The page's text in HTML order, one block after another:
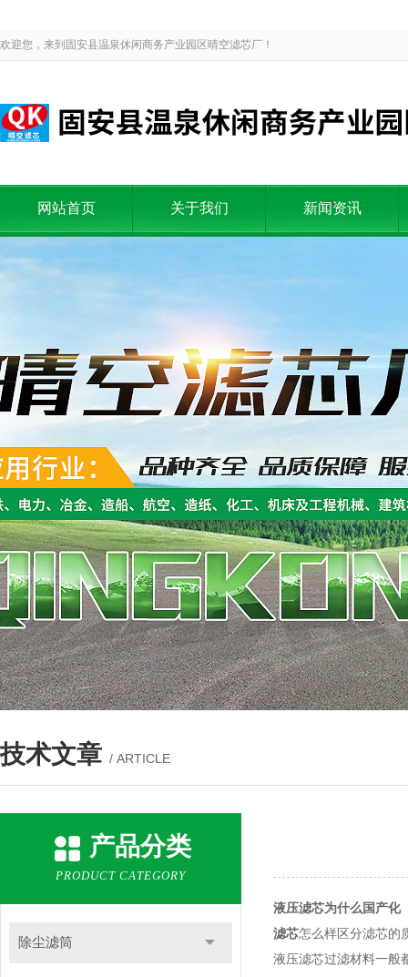
欢迎您，来到固安县温泉休闲商务产业园区晴空滤芯厂！
网站首页 关于我们 新闻资讯
技术文章 / ARTICLE
产品分类
PRODUCT CATEGORY
除尘滤筒
液压滤芯为什么国产化
滤芯怎么样区分滤芯的
液压滤芯过滤材料一般